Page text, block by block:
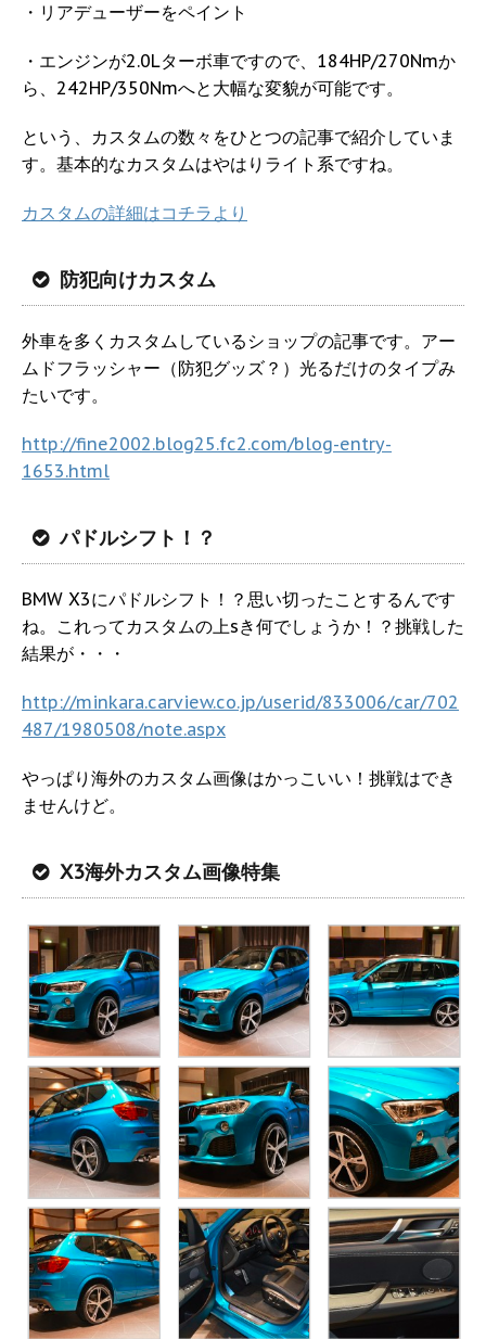
・リアデューザーをペイント
・エンジンが2.0Lターボ車ですので、184HP/270Nmか
ら、242HP/350Nmへと大幅な変貌が可能です。
という、カスタムの数々をひとつの記事で紹介していま
す。基本的なカスタムはやはりライト系ですね。
カスタムの詳細はコチラより
防犯向けカスタム
外車を多くカスタムしているショップの記事です。アー
ムドフラッシャー（防犯グッズ？）光るだけのタイプみ
たいです。
http://fine2002.blog25.fc2.com/blog-entry-
1653.html
パドルシフト！？
BMW X3にパドルシフト！？思い切ったことするんです
ね。これってカスタムの上sき何でしょうか！？挑戦した
結果が・・・
http://minkara.carview.co.jp/userid/833006/car/702
487/1980508/note.aspx
やっぱり海外のカスタム画像はかっこいい！挑戦はでき
ませんけど。
X3海外カスタム画像特集